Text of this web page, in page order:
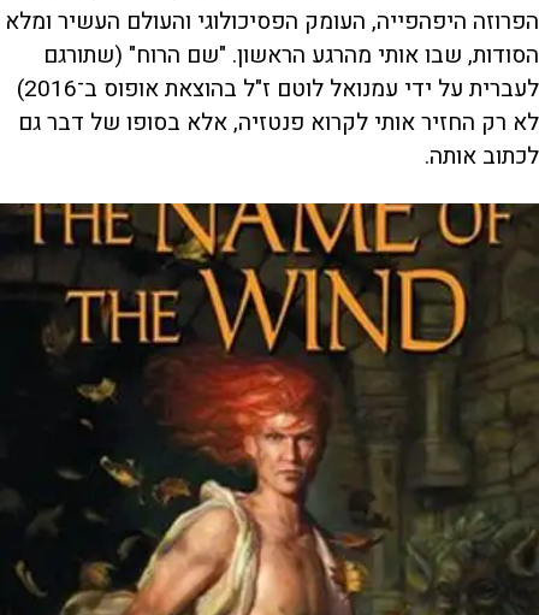
הפרוזה היפהפייה, העומק הפסיכולוגי והעולם העשיר ומלא
הסודות, שבו אותי מהרגע הראשון. "שם הרוח" (שתורגם
לעברית על ידי עמנואל לוטם ז"ל בהוצאת אופוס ב־2016)
לא רק החזיר אותי לקרוא פנטזיה, אלא בסופו של דבר גם
לכתוב אותה.